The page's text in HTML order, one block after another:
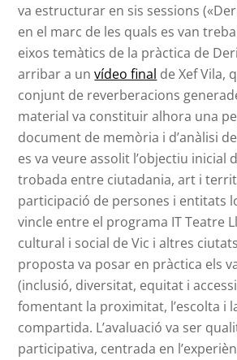
va estructurar en sis sessions
en el marc de les quals es van
eixos temàtics de la pràctica de
arribar a unvídeo final de Xef Vila,
conjunt de reverberacions
material va constituir alhora una
document de memòria i d’anàlisi
es va veure assolit l’objectiu inicial
trobada entre ciutadania, art i
participació de persones i entitats
vincle entre el programa IT Teatre
cultural i social de Vic i altres
proposta va posar en pràctica els
(inclusió, diversitat, equitat i
fomentant la proximitat, l’escolta i
compartida. L’avaluació va ser
participativa, centrada en